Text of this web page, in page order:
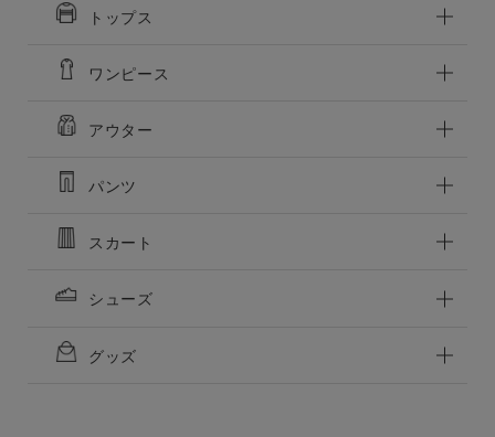
トップス
ワンピース
アウター
パンツ
スカート
シューズ
グッズ